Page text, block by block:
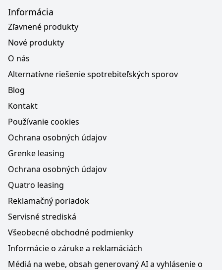
Informácia
Zľavnené produkty
Nové produkty
O nás
Alternatívne riešenie spotrebiteľských sporov
Blog
Kontakt
Používanie cookies
Ochrana osobných údajov
Grenke leasing
Ochrana osobných údajov
Quatro leasing
Reklamačný poriadok
Servisné strediská
Všeobecné obchodné podmienky
Informácie o záruke a reklamáciách
Médiá na webe, obsah generovaný AI a vyhlásenie o